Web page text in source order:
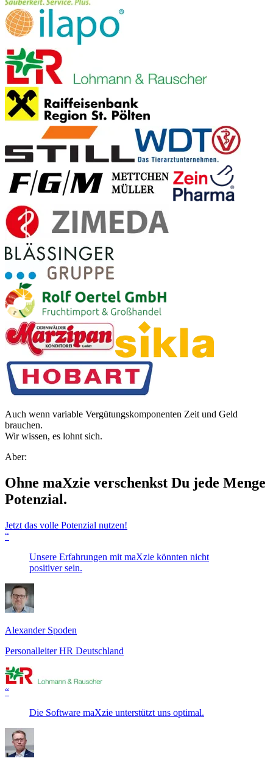
Auch wenn variable Vergütungskomponenten Zeit und Geld
brauchen.
Wir wissen, es lohnt sich.
Aber:
Ohne maXzie verschenkst Du jede Menge
Potenzial.
Jetzt das volle Potenzial nutzen!
“
Unsere Erfahrungen mit maXzie könnten nicht
positiver sein.
Alexander Spoden
Personalleiter HR Deutschland
“
Die Software maXzie unterstützt uns optimal.